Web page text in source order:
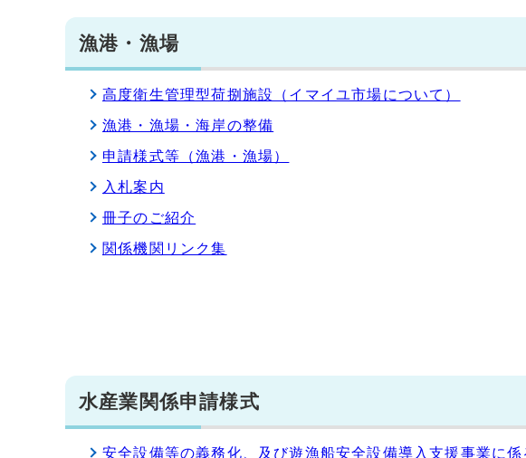
漁港・漁場
高度衛生管理型荷捌施設（イマイユ市場について）
漁港・漁場・海岸の整備
申請様式等（漁港・漁場）
入札案内
冊子のご紹介
関係機関リンク集
水産業関係申請様式
安全設備等の義務化、及び遊漁船安全設備導入支援事業に係